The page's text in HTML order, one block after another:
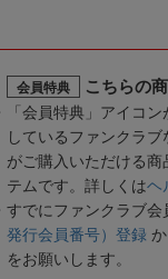
会員特典 こちらの
「会員特典」アイコ
しているファンクラ
がご購入いただける
テムです。詳しくはヘ
すでにファンクラブ会
発行会員番号）登録
をお願いします。